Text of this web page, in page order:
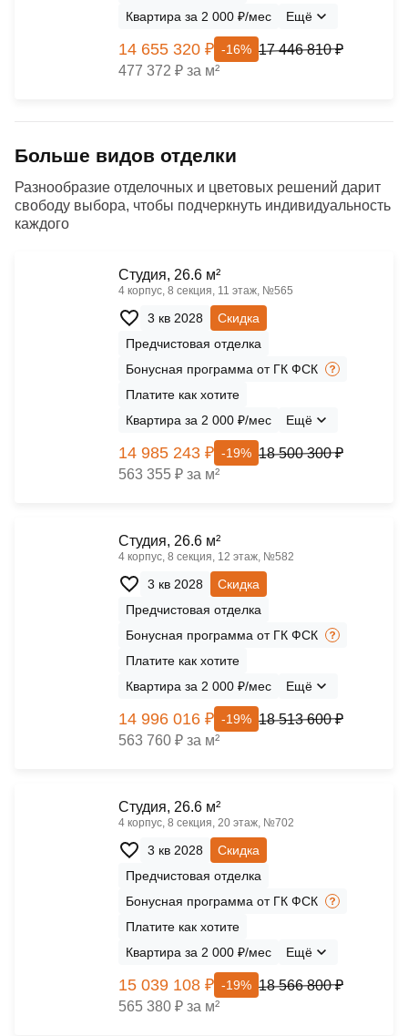
Квартира за 2 000 ₽/мес
Ещё
14 655 320 ₽ -16% 17 446 810 ₽
477 372 ₽ за м²
Больше видов отделки
Разнообразие отделочных и цветовых решений дарит
свободу выбора, чтобы подчеркнуть индивидуальность
каждого
Cтудия, 26.6 м²
4 корпус, 8 секция, 11 этаж, №565
3 кв 2028
Скидка
Предчистовая отделка
Бонусная программа от ГК ФСК
Платите как хотите
Квартира за 2 000 ₽/мес
Ещё
14 985 243 ₽ -19% 18 500 300 ₽
563 355 ₽ за м²
Cтудия, 26.6 м²
4 корпус, 8 секция, 12 этаж, №582
3 кв 2028
Скидка
Предчистовая отделка
Бонусная программа от ГК ФСК
Платите как хотите
Квартира за 2 000 ₽/мес
Ещё
14 996 016 ₽ -19% 18 513 600 ₽
563 760 ₽ за м²
Cтудия, 26.6 м²
4 корпус, 8 секция, 20 этаж, №702
3 кв 2028
Скидка
Предчистовая отделка
Бонусная программа от ГК ФСК
Платите как хотите
Квартира за 2 000 ₽/мес
Ещё
15 039 108 ₽ -19% 18 566 800 ₽
565 380 ₽ за м²